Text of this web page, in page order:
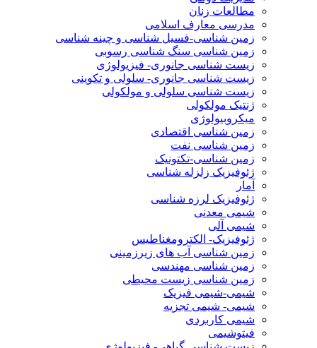
مطالعات زنان
مدرسی معارف اسلامی
زمین شناسی-فسیل شناسی و چینه شناسی
زمین شناسی سنگ شناسی رسوبی
زیست شناسی جانوری- فیزیولوژی
زیست شناسی جانوری- سلولی و تکوینی
زیست شناسی سلولی و مولکولی
ژنتیک مولکولی
میکروبیولوژی
زمین شناسی اقتصادی
زمین شناسی نفت
زمین شناسی-تکتونیک
ژئوفیزیک زلزله شناسی
آمار
ژئوفیزیک لرزه شناسی
شیمی معدنی
شیمی آلی
ژئوفیزیک- الکترومغناطیس
زمین شناسی آب های زیرزمینی
زمین شناسی مهندسی
زمین شناسی زیست محیطی
شیمی-شیمی فیزیک
شیمی- شیمی تجزیه
شیمی کاربردی
فیتوشیمی